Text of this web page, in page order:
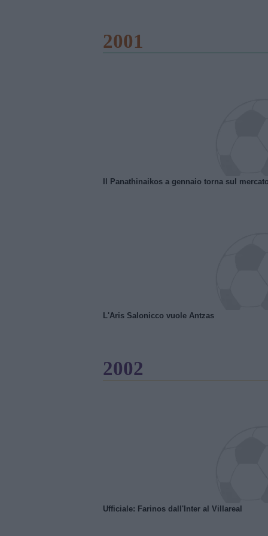
2001
Il Panathinaikos a gennaio torna sul
L'Aris Salonicco vuole Antzas
2002
Ufficiale: Farinos dall'Inter al Villareal